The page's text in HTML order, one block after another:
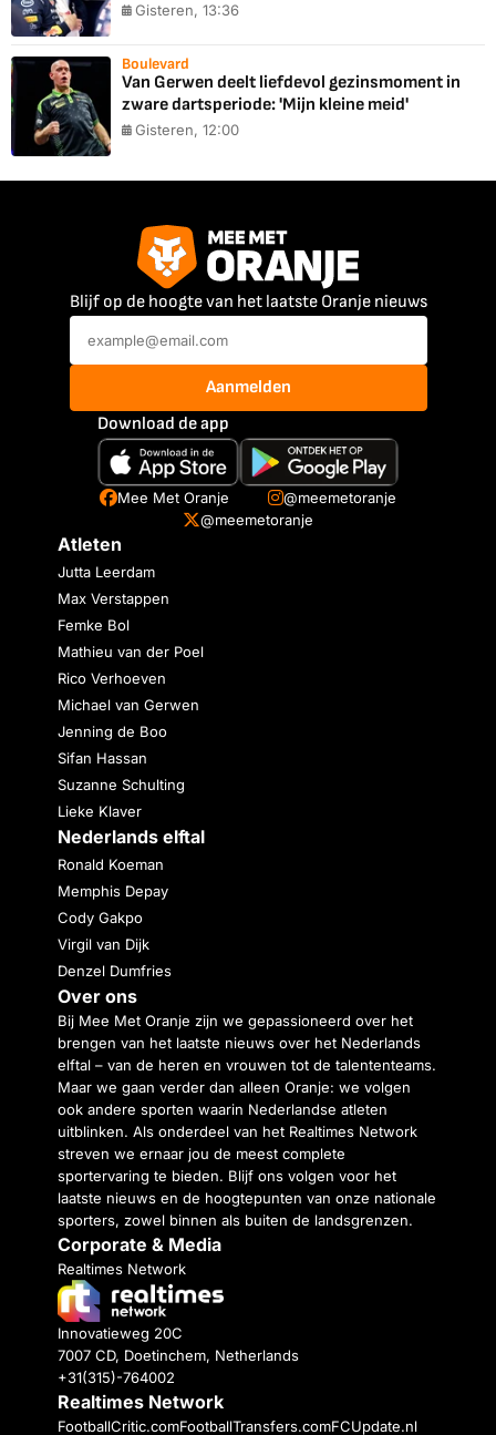
Gisteren, 13:36
Boulevard
Van Gerwen deelt liefdevol gezinsmoment in
zware dartsperiode: 'Mijn kleine meid'
Gisteren, 12:00
Blijf op de hoogte van het laatste Oranje nieuws
Aanmelden
Download de app
Mee Met Oranje
@meemetoranje
@meemetoranje
Atleten
Jutta Leerdam
Max Verstappen
Femke Bol
Mathieu van der Poel
Rico Verhoeven
Michael van Gerwen
Jenning de Boo
Sifan Hassan
Suzanne Schulting
Lieke Klaver
Nederlands elftal
Ronald Koeman
Memphis Depay
Cody Gakpo
Virgil van Dijk
Denzel Dumfries
Over ons
Bij Mee Met Oranje zijn we gepassioneerd over het
brengen van het laatste nieuws over het Nederlands
elftal – van de heren en vrouwen tot de talententeams.
Maar we gaan verder dan alleen Oranje: we volgen
ook andere sporten waarin Nederlandse atleten
uitblinken. Als onderdeel van het Realtimes Network
streven we ernaar jou de meest complete
sportervaring te bieden. Blijf ons volgen voor het
laatste nieuws en de hoogtepunten van onze nationale
sporters, zowel binnen als buiten de landsgrenzen.
Corporate & Media
Realtimes Network
Innovatieweg 20C
7007 CD, Doetinchem, Netherlands
+31(315)-764002
Realtimes Network
FootballCritic.comFootballTransfers.comFCUpdate.nl